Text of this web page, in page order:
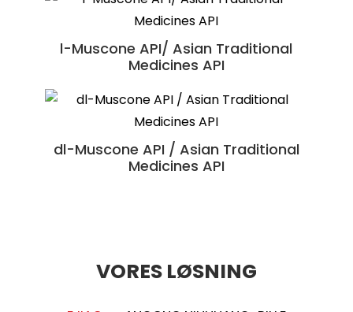
l-Muscone API/ Asian Traditional
Medicines API
dl-Muscone API / Asian Traditional
Medicines API
Suhexiang Wan
Antarktisk krillolie /
Ernæringsmæssige fødevareråvarer
VORES LØSNING